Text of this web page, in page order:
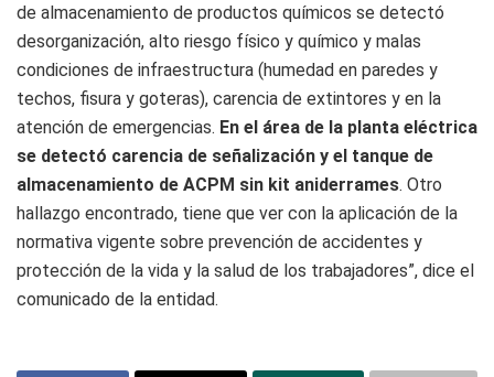
de almacenamiento de productos químicos se detectó
desorganización, alto riesgo físico y químico y malas
condiciones de infraestructura (humedad en paredes y
techos, fisura y goteras), carencia de extintores y en la
atención de emergencias. En el área de la planta eléctrica
se detectó carencia de señalización y el tanque de
almacenamiento de ACPM sin kit aniderrames. Otro
hallazgo encontrado, tiene que ver con la aplicación de la
normativa vigente sobre prevención de accidentes y
protección de la vida y la salud de los trabajadores”, dice el
comunicado de la entidad.